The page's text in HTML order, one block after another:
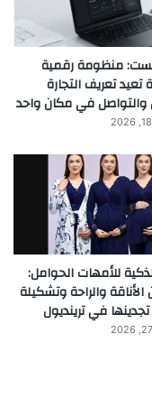
منظومة رقمية
تعيد تعريف التجارة
والتواصل في مكان واحد
للأمهات الحوامل:
والراحة وتشكيلة
في ترينديول